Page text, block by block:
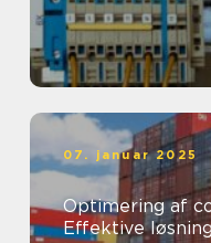
07. januar 2025
Optimering af
Effektive